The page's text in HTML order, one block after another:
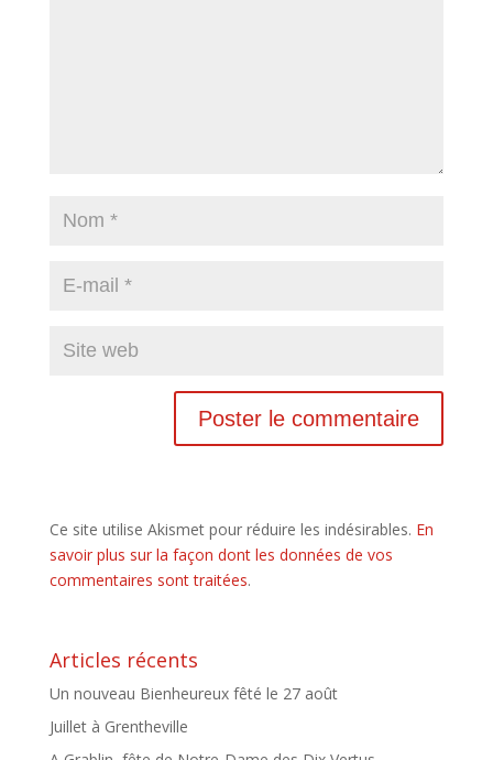
Ce site utilise Akismet pour réduire les indésirables. En
savoir plus sur la façon dont les données de vos
commentaires sont traitées.
Articles récents
Un nouveau Bienheureux fêté le 27 août
Juillet à Grentheville